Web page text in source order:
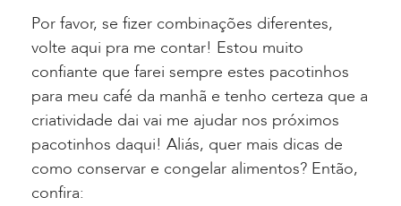
Por favor, se fizer combinações diferentes,
volte aqui pra me contar! Estou muito
confiante que farei sempre estes pacotinhos
para meu café da manhã e tenho certeza que a
criatividade dai vai me ajudar nos próximos
pacotinhos daqui! Aliás, quer mais dicas de
como conservar e congelar alimentos? Então,
confira: